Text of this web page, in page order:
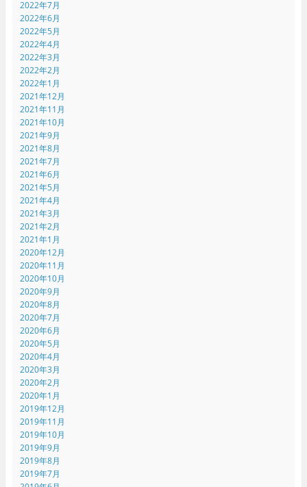
2022年7月
2022年6月
2022年5月
2022年4月
2022年3月
2022年2月
2022年1月
2021年12月
2021年11月
2021年10月
2021年9月
2021年8月
2021年7月
2021年6月
2021年5月
2021年4月
2021年3月
2021年2月
2021年1月
2020年12月
2020年11月
2020年10月
2020年9月
2020年8月
2020年7月
2020年6月
2020年5月
2020年4月
2020年3月
2020年2月
2020年1月
2019年12月
2019年11月
2019年10月
2019年9月
2019年8月
2019年7月